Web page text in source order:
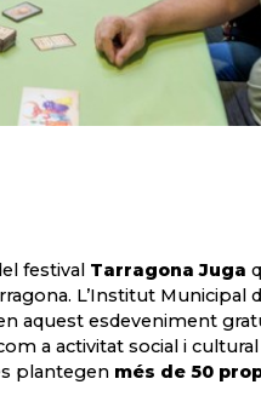
festival Tarragona Juga
L’Institut Municipal
aquest esdeveniment
a activitat social i
plantegen més de 50